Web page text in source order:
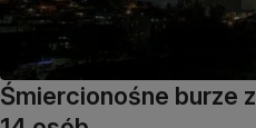
Śmiercionośne burze